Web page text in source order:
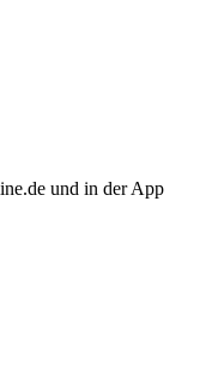
und in der App